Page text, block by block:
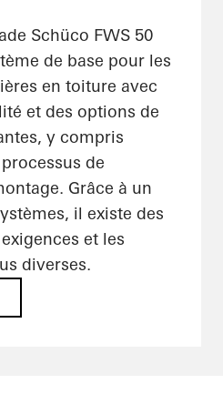
Schüco FWS 50
de base pour les
en toiture avec
et des options de
y compris
de
Grâce à un
il existe des
et les
diverses.